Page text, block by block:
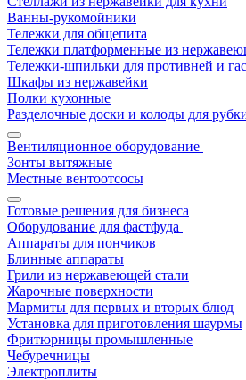
Ванны-рукомойники
Тележки для общепита
Тележки платформенные из
Тележки-шпильки для противней и
Шкафы из нержавейки
Полки кухонные
Разделочные доски и колоды для
Вентиляционное оборудование
Зонты вытяжные
Местные вентоотсосы
Готовые решения для бизнеса
Оборудование для фастфуда
Аппараты для пончиков
Блинные аппараты
Грили из нержавеющей стали
Жарочные поверхности
Мармиты для первых и вторых блюд
Установка для приготовления шаурмы
Фритюрницы промышленные
Чебуречницы
Электроплиты